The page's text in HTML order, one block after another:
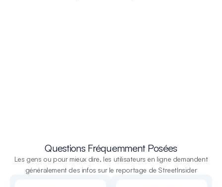
Questions Fréquemment Posées
Les gens ou pour mieux dire, les utilisateurs en ligne demandent
généralement des infos sur le reportage de StreetInsider